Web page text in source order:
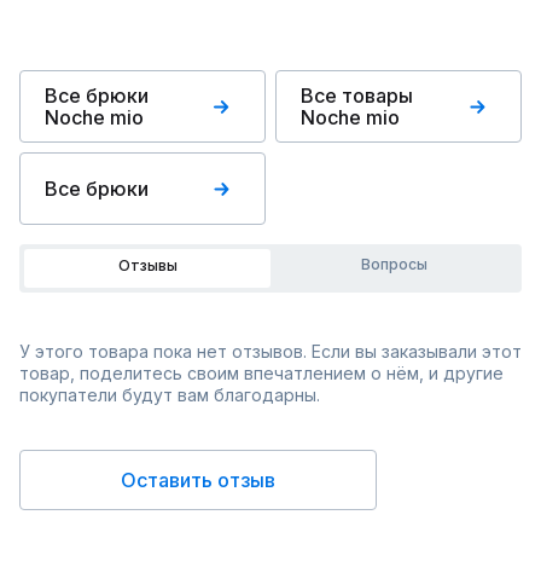
Все брюки
Noche mio
Все товары
Noche mio
Все брюки
Отзывы Вопросы
У этого товара пока нет отзывов. Если вы заказывали этот
товар, поделитесь своим впечатлением о нём, и другие
покупатели будут вам благодарны.
Оставить отзыв